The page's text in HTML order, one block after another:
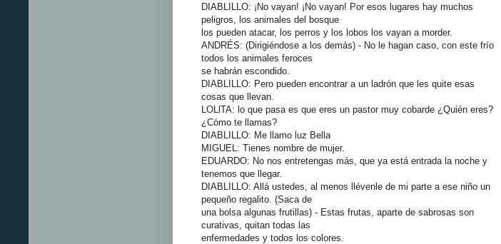
DIABLILLO: ¡No vayan! ¡No vayan! Por esos lugares hay muchos
peligros, los animales del bosque
los pueden atacar, los perros y los lobos los vayan a morder.
ANDRÉS: (Dirigiéndose a los demás) - No le hagan caso, con este frío
todos los animales feroces
se habrán escondido.
DIABLILLO: Pero pueden encontrar a un ladrón que les quite esas
cosas que llevan.
LOLlTA: lo que pasa es que eres un pastor muy cobarde ¿Quién eres?
¿Cómo te llamas?
DIABLILLO: Me llamo luz Bella
MIGUEL: Tienes nombre de mujer.
EDUARDO: No nos entretengas más, que ya está entrada la noche y
tenemos que llegar.
DIABLILLO: Allá ustedes, al menos llévenle de mi parte a ese niño un
pequeño regalito. (Saca de
una bolsa algunas frutillas) - Estas frutas, aparte de sabrosas son
curativas, quitan todas las
enfermedades y todos los colores.